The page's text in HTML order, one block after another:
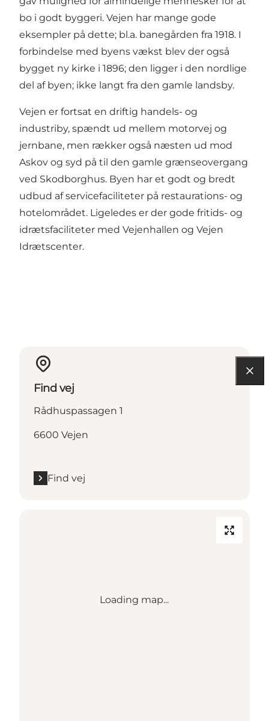
bo i godt byggeri. Vejen har mange gode
eksempler på dette; bl.a. banegården fra 1918. I
forbindelse med byens vækst blev der også
bygget ny kirke i 1896; den ligger i den nordlige
del af byen; ikke langt fra den gamle landsby.
Vejen er fortsat en driftig handels- og
industriby, spændt ud mellem motorvej og
jernbane, men rækker også næsten ud mod
Askov og syd på til den gamle grænseovergang
ved Skodborghus. Byen har et godt og bredt
udbud af servicefaciliteter på restaurations- og
hotelområdet. Ligeledes er der gode fritids- og
idrætsfaciliteter med Vejenhallen og Vejen
Idrætscenter.
Find vej
Rådhuspassagen 1
6600 Vejen
Find vej
Loading map...